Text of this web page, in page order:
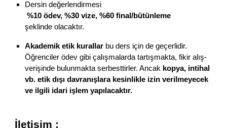
Dersin değerlendirmesi
%10 ödev, %30 vize, %60 final/bütünleme
şeklinde olacaktır.
Akademik etik kurallar bu ders için de geçerlidir.
Öğrenciler ödev gibi çalışmalarda tartışmakta, fikir alış-
verişinde bulunmakta serbesttirler. Ancak kopya, intihal
vb. etik dışı davranışlara kesinlikle izin verilmeyecek
ve ilgili idari işlem yapılacaktır.
İletişim :